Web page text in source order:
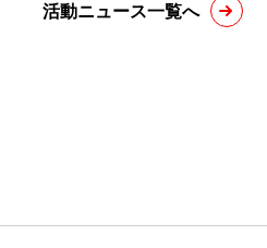
活動ニュース一覧へ